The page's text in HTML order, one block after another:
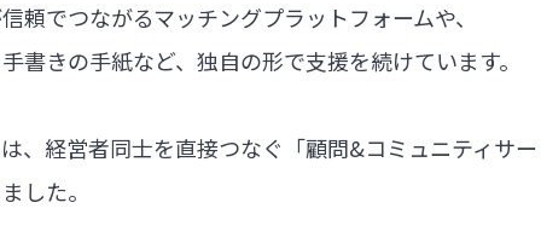
頼でつながるマッチングプラットフォームや、
書きの手紙など、独自の形で支援を続けています。
、経営者同士を直接つなぐ「顧問&コミュニティサ
した。